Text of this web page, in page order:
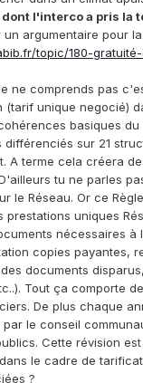
dont l'interco a pris la
un argumentaire pour
topic/180-
ne comprends pas
(tarif unique negocié)
basiques du
différenciés sur 21
A terme cela créera
tu ne parles
le Réseau. Or ce
prestations uniques
nécessaires à
copies payantes,
documents
Tout ça comporte
De plus chaque
le conseil
Cette révision est
le cadre de
?